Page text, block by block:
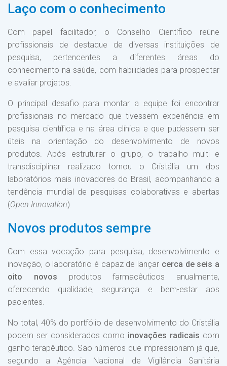
Laço com o conhecimento
Com papel facilitador, o Conselho Científico reúne
profissionais de destaque de diversas instituições de
pesquisa, pertencentes a diferentes áreas do
conhecimento na saúde, com habilidades para prospectar
e avaliar projetos.
O principal desafio para montar a equipe foi encontrar
profissionais no mercado que tivessem experiência em
pesquisa científica e na área clínica e que pudessem ser
úteis na orientação do desenvolvimento de novos
produtos. Após estruturar o grupo, o trabalho multi e
transdisciplinar realizado tornou o Cristália um dos
laboratórios mais inovadores do Brasil, acompanhando a
tendência mundial de pesquisas colaborativas e abertas
(Open Innovation).
Novos produtos sempre
Com essa vocação para pesquisa, desenvolvimento e
inovação, o laboratório é capaz de lançar cerca de seis a
oito novos produtos farmacêuticos anualmente,
oferecendo qualidade, segurança e bem-estar aos
pacientes.
No total, 40% do portfólio de desenvolvimento do Cristália
podem ser considerados como inovações radicais com
ganho terapêutico. São números que impressionam já que,
segundo a Agência Nacional de Vigilância Sanitária